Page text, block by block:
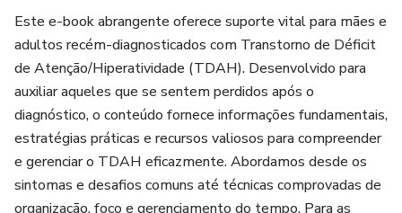
Este e-book abrangente oferece suporte vital para mães e
adultos recém-diagnosticados com Transtorno de Déficit
de Atenção/Hiperatividade (TDAH). Desenvolvido para
auxiliar aqueles que se sentem perdidos após o
diagnóstico, o conteúdo fornece informações fundamentais,
estratégias práticas e recursos valiosos para compreender
e gerenciar o TDAH eficazmente. Abordamos desde os
sintomas e desafios comuns até técnicas comprovadas de
organização, foco e gerenciamento do tempo. Para as